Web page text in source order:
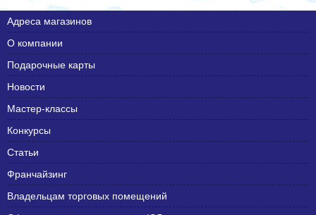
Адреса магазинов
О компании
Подарочные карты
Новости
Мастер-классы
Конкурсы
Статьи
Франчайзинг
Владельцам торговых помещений